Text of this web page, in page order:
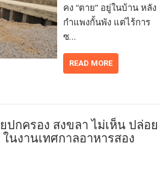
คง “ตาย” อยู่ในบ้าน หลัง
กำแพงกั้นพัง แต่ไร้การ
ซ…
READ MORE
ปกครอง สงขลา ไม่เห็น ปล่อย
นงานเทศกาลอาหารสอง